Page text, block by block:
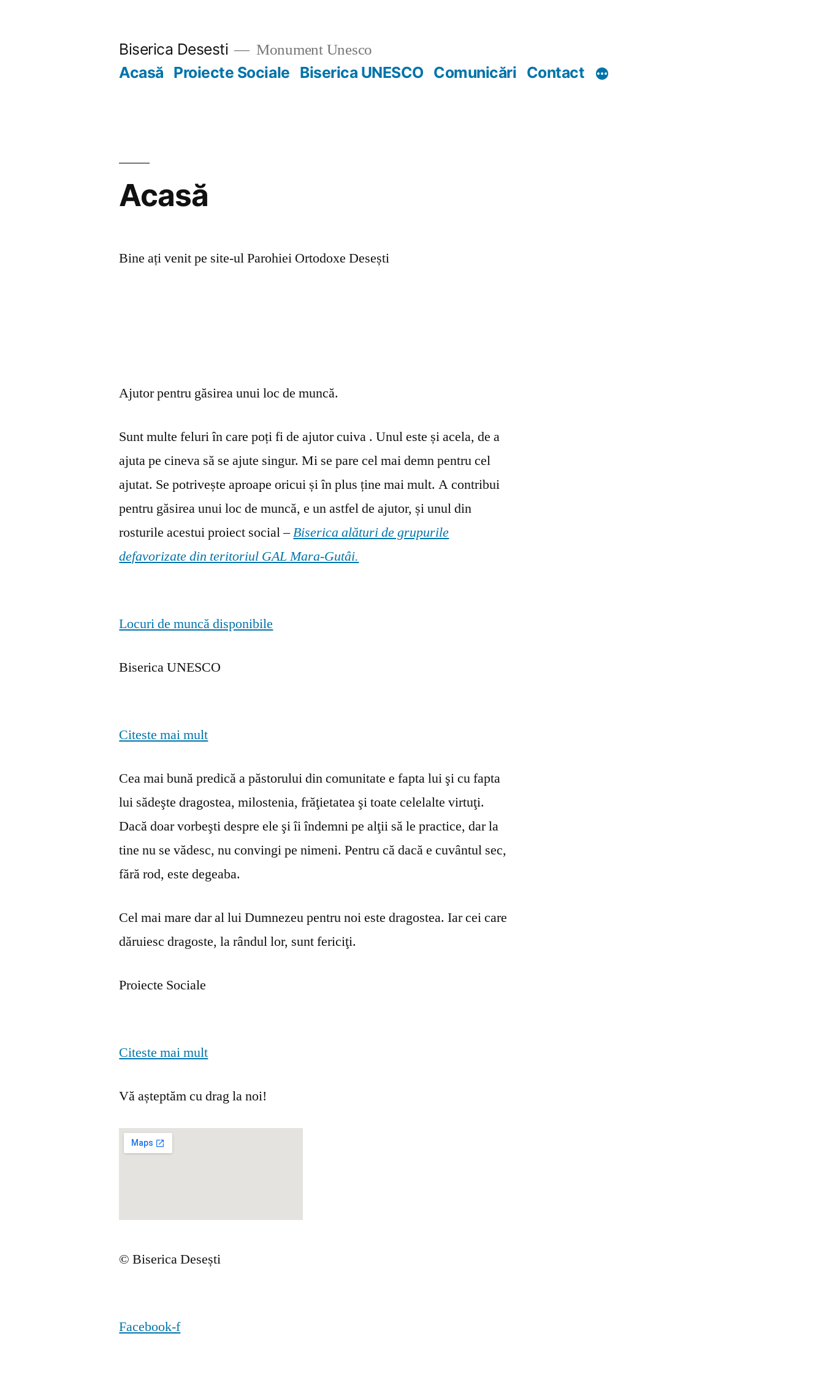
Biserica Desesti Monument Unesco
Acasă Proiecte Sociale Biserica UNESCO Comunicări Contact
Acasă
Bine ați venit pe site-ul Parohiei Ortodoxe Desești
Ajutor pentru găsirea unui loc de muncă.
Sunt multe feluri în care poți fi de ajutor cuiva . Unul este și acela, de a
ajuta pe cineva să se ajute singur. Mi se pare cel mai demn pentru cel
ajutat. Se potrivește aproape oricui și în plus ține mai mult. A contribui
pentru găsirea unui loc de muncă, e un astfel de ajutor, și unul din
rosturile acestui proiect social –Biserica alături de grupurile
defavorizate din teritoriul GAL Mara-Gutâi.
Locuri de muncă disponibile
Biserica UNESCO
Citeste mai mult
Cea mai bună predică a păstorului din comunitate e fapta lui şi cu fapta
lui sădeşte dragostea, milostenia, frăţietatea şi toate celelalte virtuţi.
Dacă doar vorbeşti despre ele şi îi îndemni pe alţii să le practice, dar la
tine nu se vă­desc, nu convingi pe nimeni. Pentru că dacă e cuvântul sec,
fără rod, este degeaba.
Cel mai mare dar al lui Dumnezeu pentru noi este dragostea. Iar cei care
dăruiesc dragoste, la rândul lor, sunt fericiţi.
Proiecte Sociale
Citeste mai mult
Vă așteptăm cu drag la noi!
© Biserica Desești
Facebook-f